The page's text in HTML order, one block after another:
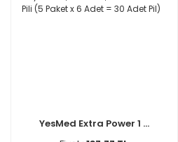
YesMed Extra Power 1 ...